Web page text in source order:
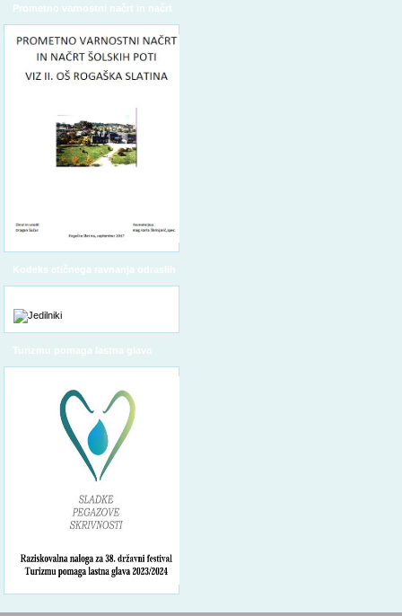
Prometno varnostni načrt in načrt
šolskih poti
Kodeks etičnega ravnanja odraslih
Turizmu pomaga lastna glava